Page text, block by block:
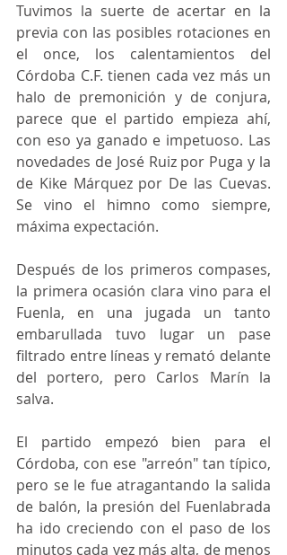
Tuvimos la suerte de acertar en la
previa con las posibles rotaciones en
el once, los calentamientos del
Córdoba C.F. tienen cada vez más un
halo de premonición y de conjura,
parece que el partido empieza ahí,
con eso ya ganado e impetuoso. Las
novedades de José Ruiz por Puga y la
de Kike Márquez por De las Cuevas.
Se vino el himno como siempre,
máxima expectación.
Después de los primeros compases,
la primera ocasión clara vino para el
Fuenla, en una jugada un tanto
embarullada tuvo lugar un pase
filtrado entre líneas y remató delante
del portero, pero Carlos Marín la
salva.
El partido empezó bien para el
Córdoba, con ese "arreón" tan típico,
pero se le fue atragantando la salida
de balón, la presión del Fuenlabrada
ha ido creciendo con el paso de los
minutos cada vez más alta, de menos